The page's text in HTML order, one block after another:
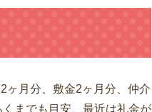
ヶ月分、敷金2ヶ月分、仲介
までも目安、最近は礼金が